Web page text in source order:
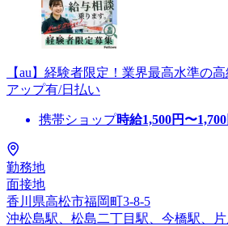
【au】経験者限定！業界最高水準の
アップ有/日払い
携帯ショップ時給1,500円〜1,700
勤務地
面接地
香川県高松市福岡町3-8-5
沖松島駅、松島二丁目駅、今橋駅、